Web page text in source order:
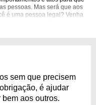
pessoas. Mas será que aos
é uma pessoa legal? Venha
descubra se você se encaixa!
sem que precisem
é ajudar
aos outros.